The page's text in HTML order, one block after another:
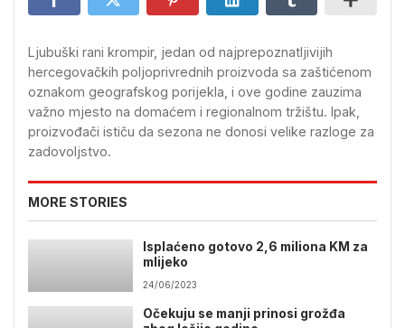
Ljubuški rani krompir, jedan od najprepoznatljivijih
hercegovačkih poljoprivrednih proizvoda sa zaštićenom
oznakom geografskog porijekla, i ove godine zauzima
važno mjesto na domaćem i regionalnom tržištu. Ipak,
proizvođači ističu da sezona ne donosi velike razloge za
zadovoljstvo.
MORE STORIES
Isplaćeno gotovo 2,6 miliona KM za
mlijeko
24/06/2023
Očekuju se manji prinosi grožđa